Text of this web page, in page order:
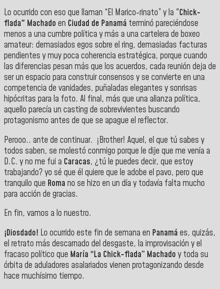
Lo ocurrido con eso que llaman “El Marico-rinato” y la "Chick-
flada" Machado en Ciudad de Panamá terminó pareciéndose
menos a una cumbre política y más a una cartelera de boxeo
amateur: demasiados egos sobre el ring, demasiadas facturas
pendientes y muy poca coherencia estratégica, porque cuando
las diferencias pesan más que los acuerdos, cada reunión deja de
ser un espacio para construir consensos y se convierte en una
competencia de vanidades, puñaladas elegantes y sonrisas
hipócritas para la foto. Al final, más que una alianza política,
aquello parecía un casting de sobrevivientes buscando
protagonismo antes de que se apague el reflector.
Perooo.. ante de continuar. ¡Brother! Aquel, el que tú sabes y
todos saben, se molestó conmigo porque le dije que me venía a
D.C. y no me fui a Caracas, ¿tú le puedes decir, que estoy
trabajando? yo sé que él quiere que le adobe el pavo, pero que
tranquilo que Roma no se hizo en un día y todavía falta mucho
para acción de gracias.
En fin, vamos a lo nuestro.
¡Diosdado! Lo ocurrido este fin de semana en Panamá es, quizás,
el retrato más descarnado del desgaste, la improvisación y el
fracaso político que María “La Chick-flada” Machado y toda su
órbita de aduladores asalariados vienen protagonizando desde
hace muchísimo tiempo.